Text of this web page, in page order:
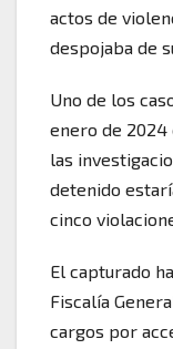
actos de
despojaba de
Uno de los
enero de 2024
las
detenido
cinco
El capturado
Fiscalía
cargos por